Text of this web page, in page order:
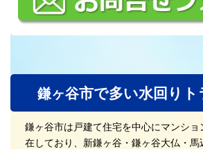
鎌ヶ谷市で多い水回りト
鎌ヶ谷市は戸建て住宅を中心にマンショ
在しており、新鎌ヶ谷・鎌ヶ谷大仏・馬